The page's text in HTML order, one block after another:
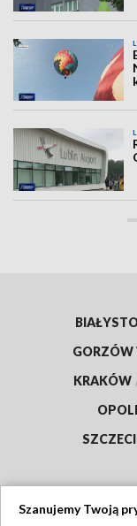
GORZÓW
KRAKÓW
Szanujemy Twoją